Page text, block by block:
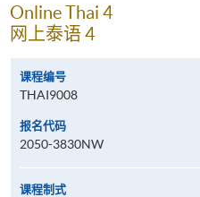
Online Thai 4
网上泰语 4
课程编号
THAI9008
报名代码
2050-3830NW
课程制式